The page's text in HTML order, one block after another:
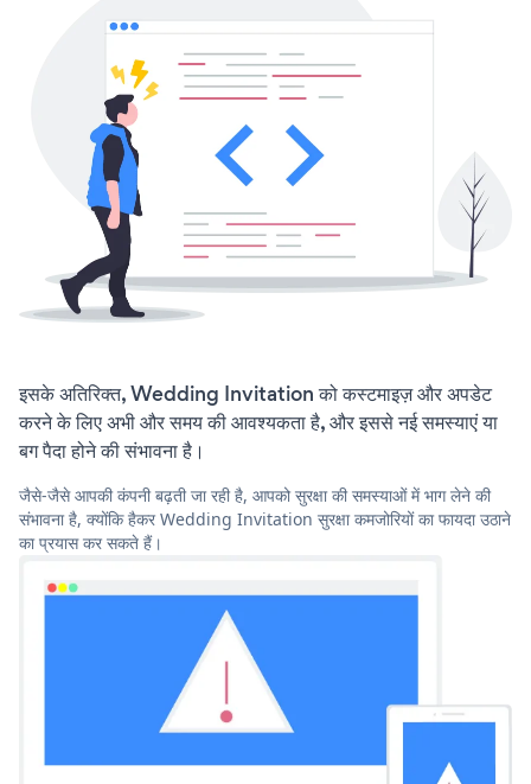
इसके अतिरिक्त, Wedding Invitation को कस्टमाइज़ और अपडेट
करने के लिए अभी और समय की आवश्यकता है, और इससे नई समस्याएं या
बग पैदा होने की संभावना है।
जैसे-जैसे आपकी कंपनी बढ़ती जा रही है, आपको सुरक्षा की समस्याओं में भाग लेने की
संभावना है, क्योंकि हैकर Wedding Invitation सुरक्षा कमजोरियों का फायदा उठाने
का प्रयास कर सकते हैं।